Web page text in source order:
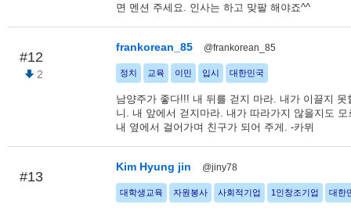
면 멘션 주세요. 인사는 하고 맞팔 해야죠^^
#12
2
frankorean_85 @frankorean_85
정치 교육 이민 입시 대한민국
남양주가 좋다!!! 내 뒤를 걷지 마라. 내가 이끌지 못
니. 내 앞에서 걷지마라. 내가 따라가지 않을지도 모
내 옆에서 걸어가며 친구가 되어 주게. -카뮈
#13
Kim Hyung jin @jiny78
대학생교육 자원봉사 사회적기업 1인창조기업 대한